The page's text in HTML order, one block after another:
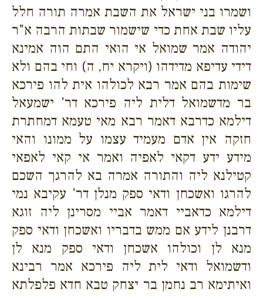
ושמרו בני ישראל את השבת אמרה תורה חלל
עליו שבת אחת כדי שישמור שבתות הרבה א"ר
יהודה אמר שמואל אי הואי התם הוה אמינא
דידי עדיפא מדידהו (ויקרא יח, ה) וחי בהם ולא
שימות בהם אמר רבא לכולהו אית להו פירכא
בר מדשמואל דלית ליה פירכא דר' ישמעאל
דילמא כדרבא דאמר רבא מאי טעמא דמחתרת
חזקה אין אדם מעמיד עצמו על ממונו והאי
מידע ידע דקאי לאפיה ואמר אי קאי לאפאי
קטילנא ליה והתורה אמרה בא להרגך השכם
להרגו ואשכחן ודאי ספק מנלן דר' עקיבא נמי
דילמא כדאביי דאמר אביי מסרינן ליה זוגא
דרבנן לידע אם ממש בדבריו ואשכחן ודאי ספק
מנא לן וכולהו אשכחן ודאי ספק מנא לן
ודשמואל ודאי לית ליה פירכא אמר רבינא
ואיתימא רב נחמן בר יצחק טבא חדא פלפלתא